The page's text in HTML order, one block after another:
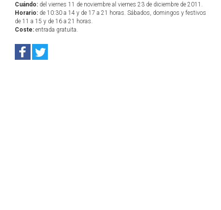
Cuándo: del viernes 11 de noviembre al viernes 23 de diciembre de 2011.
Horario: de 10:30 a 14 y de 17 a 21 horas. Sábados, domingos y festivos
de 11 a 15 y de 16 a 21 horas.
Coste: entrada gratuita.